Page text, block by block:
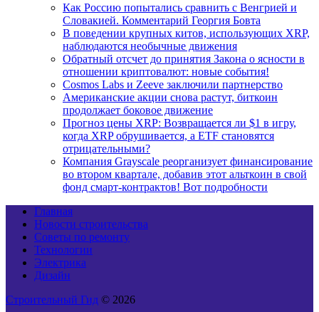
Как Россию попытались сравнить с Венгрией и
Словакией. Комментарий Георгия Бовта
В поведении крупных китов, использующих XRP,
наблюдаются необычные движения
Обратный отсчет до принятия Закона о ясности в
отношении криптовалют: новые события!
Cosmos Labs и Zeeve заключили партнерство
Американские акции снова растут, биткоин
продолжает боковое движение
Прогноз цены XRP: Возвращается ли $1 в игру,
когда XRP обрушивается, а ETF становятся
отрицательными?
Компания Grayscale реорганизует финансирование
во втором квартале, добавив этот альткоин в свой
фонд смарт-контрактов! Вот подробности
Главная
Новости строительства
Советы по ремонту
Технологии
Электрика
Дизайн
Строительный Гид © 2026